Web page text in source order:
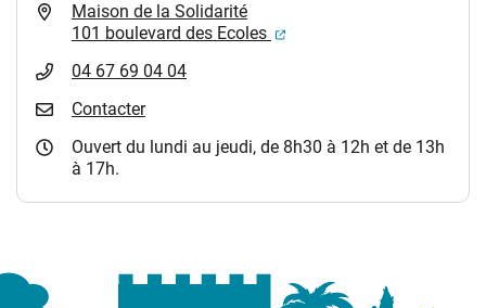
Maison de la Solidarité
101 boulevard des Ecoles
(ouverture dans un
04 67 69 04 04
Contacter
Ouvert du lundi au jeudi, de 8h30 à 12h et de 13h
à 17h.